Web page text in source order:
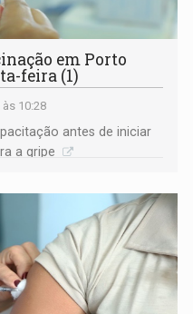
em Porto
feira (1)
10:28
antes de iniciar
a gripe